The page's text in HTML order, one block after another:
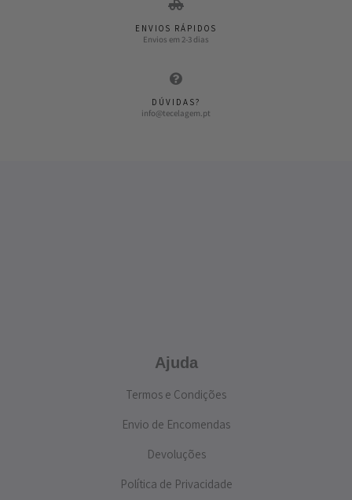
ENVIOS RÁPIDOS
Envios em 2-3 dias
DÚVIDAS?
info@tecelagem.pt
Ajuda
Termos e Condições
Envio de Encomendas
Devoluções
Política de Privacidade